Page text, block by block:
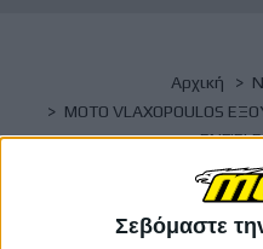
Σεβόμαστε
Αρχική
MOTO VLAXOPOULOS
MOTO
SERVICE ROYAL